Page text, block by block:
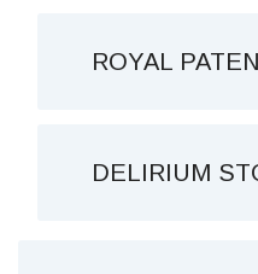
ROYAL
DELIRIUM